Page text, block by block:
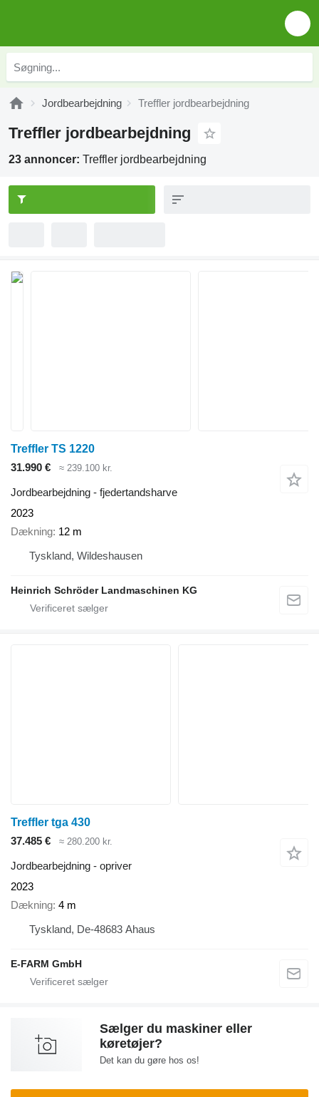
Jordbearbejdning Treffler jordbearbejdning
Treffler jordbearbejdning
23 annoncer: Treffler jordbearbejdning
Treffler TS 1220
31.990 €
≈ 239.100 kr.
Jordbearbejdning - fjedertandsharve
2023
Dækning 12 m
Tyskland, Wildeshausen
Heinrich Schröder Landmaschinen KG
Treffler tga 430
37.485 €
≈ 280.200 kr.
Jordbearbejdning - opriver
2023
Dækning 4 m
Tyskland, De-48683 Ahaus
E-FARM GmbH
Sælger du maskiner eller
køretøjer?
Det kan du gøre hos os!